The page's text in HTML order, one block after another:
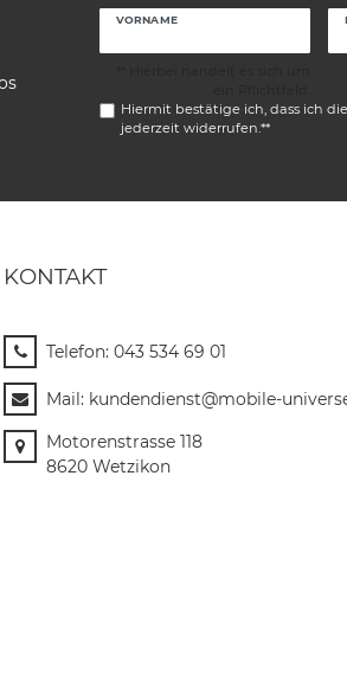
VORNAME
Hiermit bestätige ich, dass ich die
jederzeit widerrufen.**
KONTAKT
Telefon: 043 534 69 01
Mail: kundendienst@mobile-
Motorenstrasse 118
8620 Wetzikon